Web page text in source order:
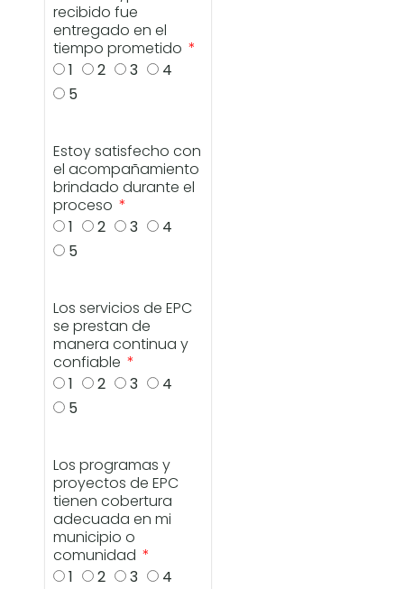
recibido fue
entregado en el
tiempo prometido
1
2 3
4
5
Estoy satisfecho con
el acompañamiento
brindado durante el
proceso
1
2 3
4
5
Los servicios de EPC
se prestan de
manera continua y
confiable
1
2 3
4
5
Los programas y
proyectos de EPC
tienen cobertura
adecuada en mi
municipio o
comunidad
1
2 3
4